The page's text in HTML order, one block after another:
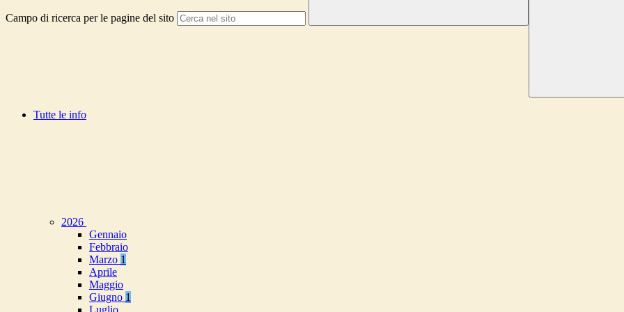
Campo di ricerca per le pagine del sito
Tutte le info
2026
Gennaio
Febbraio
Marzo 1
Aprile
Maggio
Giugno 1